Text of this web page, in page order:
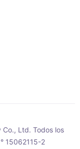
Ltd. Todos los
15062115-2